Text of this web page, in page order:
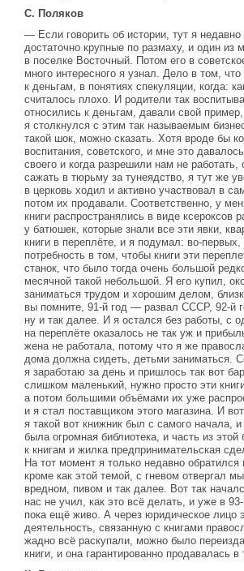
С. Поляков
— Если говорить об истории, тут я
достаточно крупные по размаху, и один из
в поселке Восточный. Потом его в
много интересного я узнал. Дело в том,
к деньгам, в понятиях спекуляции, когда:
считалось плохо. И родители так
относились к деньгам, давали свой
я столкнулся с этим так называемым
такой шок, можно сказать. Хотя вроде бы
воспитания, советского, и мне это
своего и когда разрешили нам не
сажать в тюрьму за тунеядство, я тут же
в церковь ходил и активно участвовал в
потом их продавали. Соответственно, у
книги распространялись в виде
у батюшек, которые знали все эти явки,
книги в переплёте, и я подумал: во-
потребность в том, чтобы книги эти
станок, что было тогда очень большой
месячной такой небольшой. Я его купил,
заниматься трудом и хорошим делом,
вы помните, 91-й год — развал СССР, 92-й
ну и так далее. И я остался без работы, с
на переплёте оказалось не так уж и
жена не работала, потому что я же
дома должна сидеть, детьми заниматься.
я заработаю за день и пришлось так вот
слишком маленький, нужно просто эти
а потом большими объёмами их уже
и я стал поставщиком этого магазина. И
я такой вот книжник был с самого начала,
была огромная библиотека, и часть из
к книгам и жилка предпринимательская
На тот момент я только недавно
кроме как этой темой, с гневом отвергал
вредном, пивом и так далее. Вот так
нас не учил, как это всё делать, и уже в
пока ещё живо. А через юридическое лицо
деятельность, связанную с книгами
жадно всё раскупали, можно было
книги, и она гарантированно продавалась